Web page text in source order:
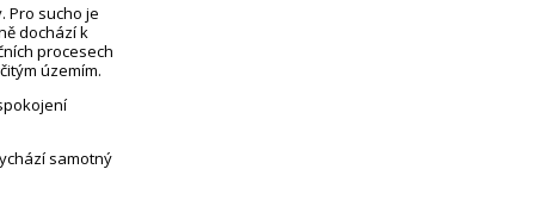
Pro sucho je
dochází k
procesech
územím.
samotný